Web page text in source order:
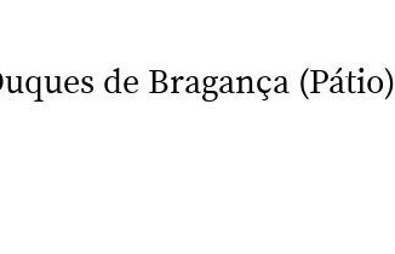
de Bragança (Pátio)